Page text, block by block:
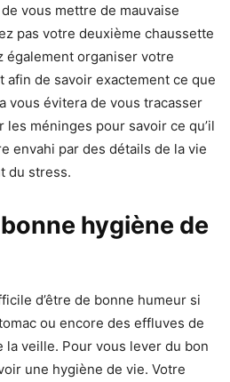
vous mettre de mauvaise
pas votre deuxième chaussette
également organiser votre
de savoir exactement ce que
vous évitera de vous tracasser
méninges pour savoir ce qu’il
envahi par des détails de la vie
du stress.
hygiène de
d’être de bonne humeur si
ou encore des effluves de
veille. Pour vous lever du bon
une hygiène de vie. Votre